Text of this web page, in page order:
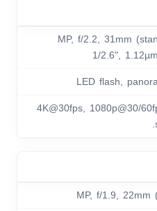
16 MP, f/2.2, 31mm
1/2.6",
LED flash,
4K@30fps, 1080p@30/